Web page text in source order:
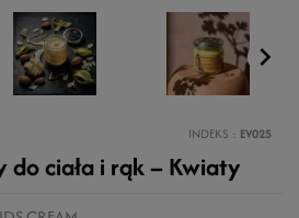
INDEKS EV025
do ciała i rąk – Kwiaty